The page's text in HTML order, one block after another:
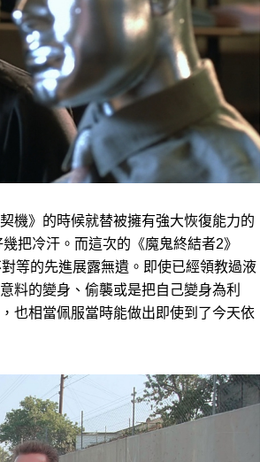
機》的時候就替被擁有強大恢復能力的
把冷汗。而這次的《魔鬼終結者2》
等的先進展露無遺。即使已經領教過液
料的變身、偷襲或是把自己變身為利
也相當佩服當時能做出即使到了今天依